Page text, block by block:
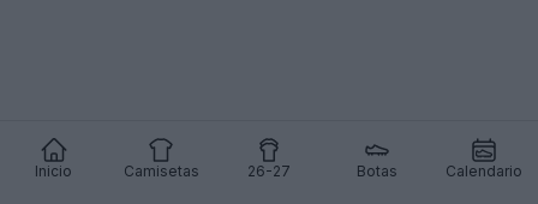
Inicio Camisetas 26-27 Botas Calendario